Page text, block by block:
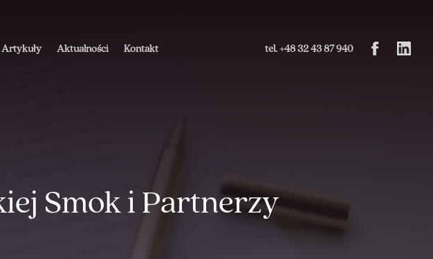
Artykuły Aktualności Kontakt tel. +48 32 43 87 940
Smok i Partnerzy